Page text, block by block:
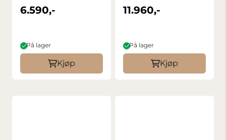
til L-Mount Sølv
6.590,-
På lager
Kjøp
11.960,-
På lager
Kjøp